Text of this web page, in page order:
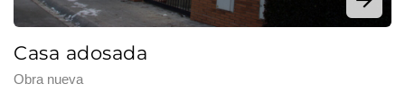
Casa adosada
Obra nueva